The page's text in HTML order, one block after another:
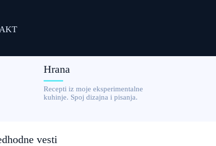
Hrana
Recepti iz moje eksperimentalne
kuhinje. Spoj dizajna i pisanja.
vesti